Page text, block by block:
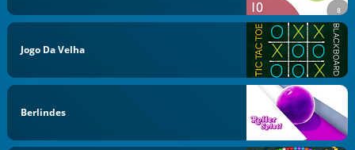
Jogo Da Velha
Berlindes